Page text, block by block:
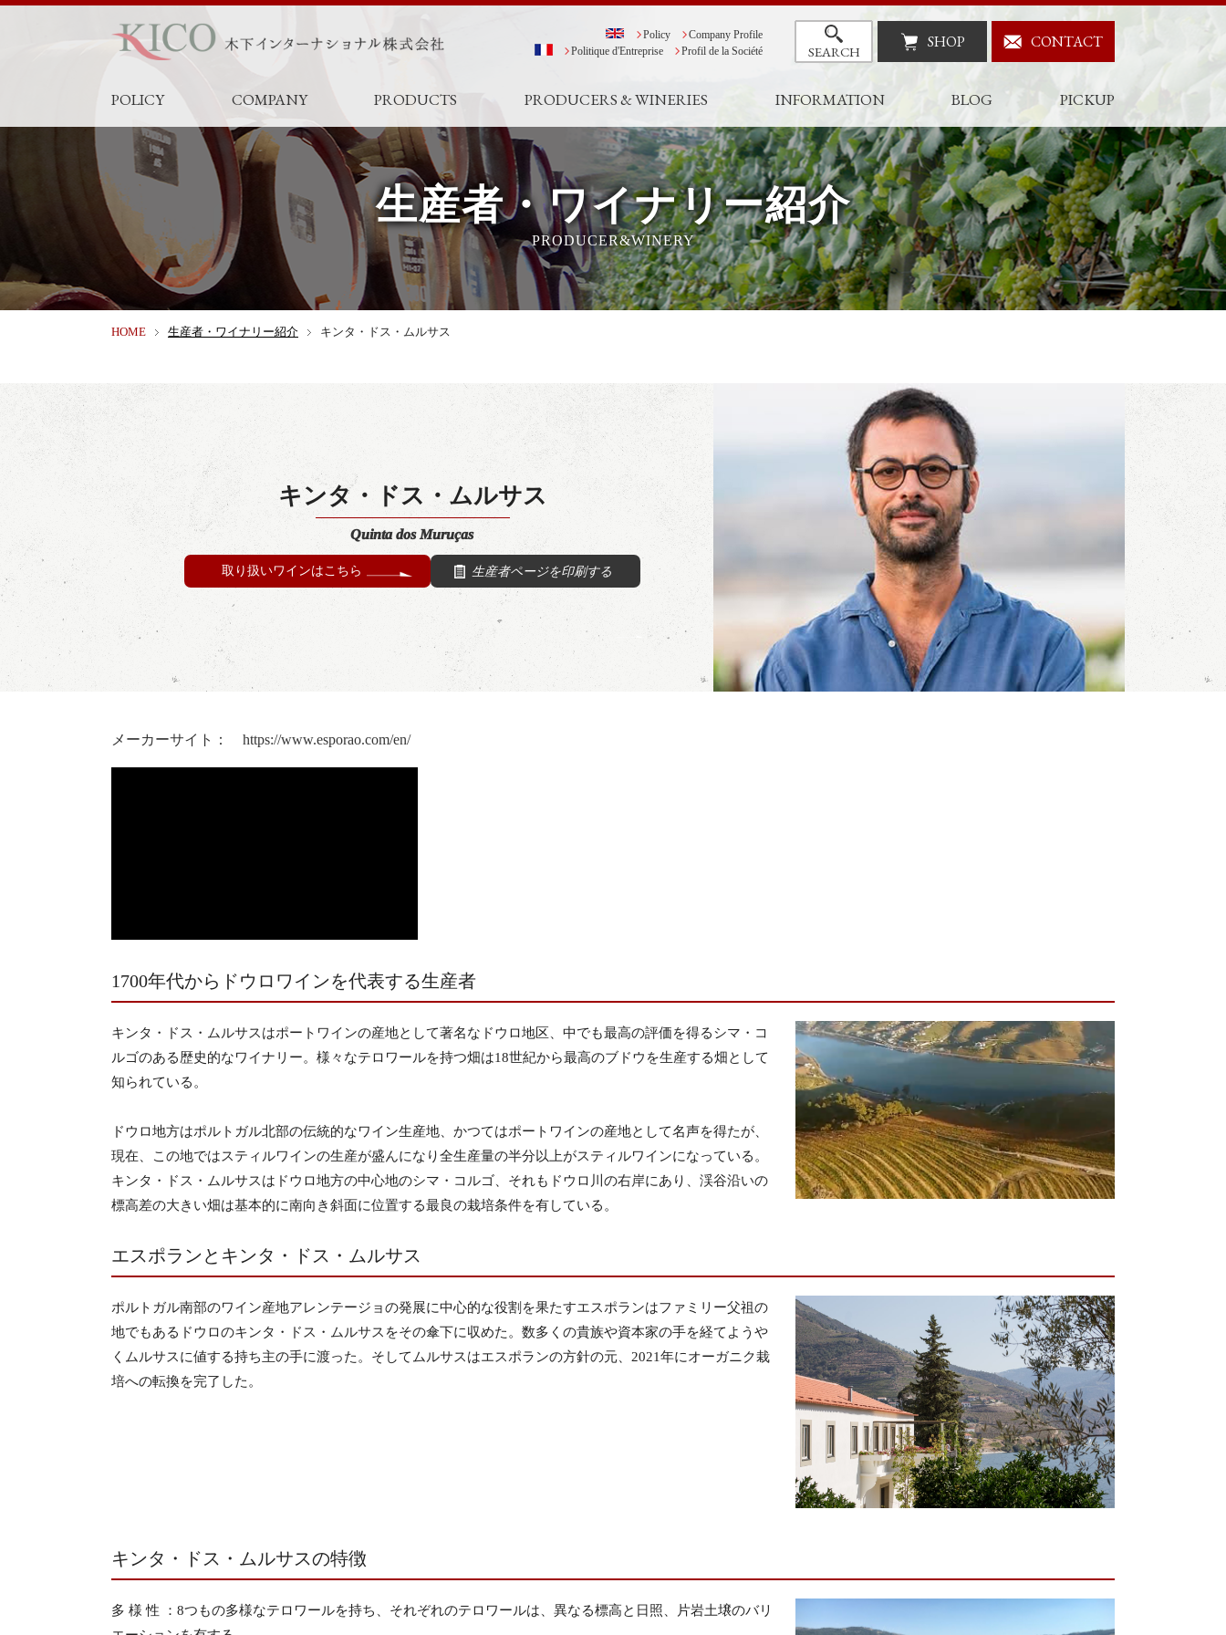
Policy
Company Profile
Politique d'Entreprise
Profil de la Société SEARCH SHOP CONTACT
POLICY COMPANY PRODUCTS PRODUCERS & WINERIES INFORMATION BLOG PICKUP
生産者・ワイナリー紹介
PRODUCER&WINERY
HOME 生産者・ワイナリー紹介 キンタ・ドス・ムルサス
キンタ・ドス・ムルサス
Quinta dos Muruças
取り扱いワインはこちら 生産者ページを印刷する
メーカーサイト： https://www.esporao.com/en/
1700年代からドウロワインを代表する生産者
キンタ・ドス・ムルサスはポートワインの産地として著名なドウロ地区、中でも最高の評価を得るシマ・コ
ルゴのある歴史的なワイナリー。様々なテロワールを持つ畑は18世紀から最高のブドウを生産する畑として
知られている。
ドウロ地方はポルトガル北部の伝統的なワイン生産地、かつてはポートワインの産地として名声を得たが、
現在、この地ではスティルワインの生産が盛んになり全生産量の半分以上がスティルワインになっている。
キンタ・ドス・ムルサスはドウロ地方の中心地のシマ・コルゴ、それもドウロ川の右岸にあり、渓谷沿いの
標高差の大きい畑は基本的に南向き斜面に位置する最良の栽培条件を有している。
エスポランとキンタ・ドス・ムルサス
ポルトガル南部のワイン産地アレンテージョの発展に中心的な役割を果たすエスポランはファミリー父祖の
地でもあるドウロのキンタ・ドス・ムルサスをその傘下に収めた。数多くの貴族や資本家の手を経てようや
くムルサスに値する持ち主の手に渡った。そしてムルサスはエスポランの方針の元、2021年にオーガニク栽
培への転換を完了した。
キンタ・ドス・ムルサスの特徴
多 様 性 ：8つもの多様なテロワールを持ち、それぞれのテロワールは、異なる標高と日照、片岩土壌のバリ